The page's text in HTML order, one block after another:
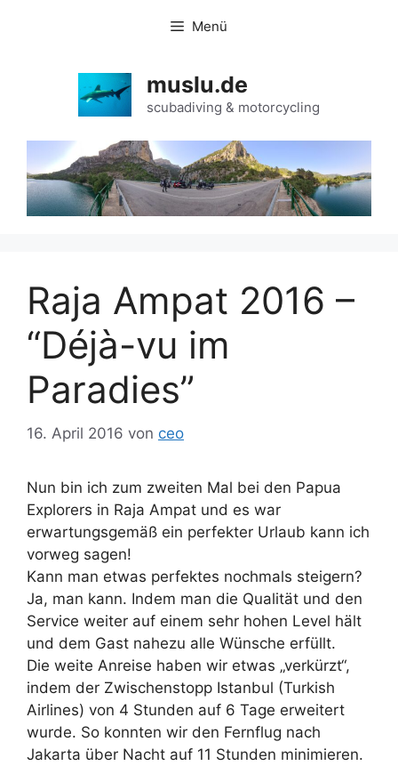
Menü
muslu.de
scubadiving & motorcycling
Raja Ampat 2016 –
“Déjà-vu im
Paradies”
16. April 2016 von ceo
Nun bin ich zum zweiten Mal bei den Papua
Explorers in Raja Ampat und es war
erwartungsgemäß ein perfekter Urlaub kann ich
vorweg sagen!
Kann man etwas perfektes nochmals steigern?
Ja, man kann. Indem man die Qualität und den
Service weiter auf einem sehr hohen Level hält
und dem Gast nahezu alle Wünsche erfüllt.
Die weite Anreise haben wir etwas „verkürzt“,
indem der Zwischenstopp Istanbul (Turkish
Airlines) von 4 Stunden auf 6 Tage erweitert
wurde. So konnten wir den Fernflug nach
Jakarta über Nacht auf 11 Stunden minimieren.